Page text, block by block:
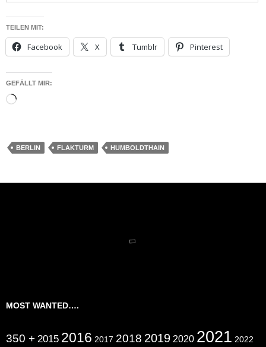
TEILEN MIT:
Facebook X Tumblr Pinterest
GEFÄLLT MIR:
Wird
BERLIN FLAKTURM HUMBOLDTHAIN
MOST WANTED….
350 + 2015 2016 2017 2018 2019 2020 2021 2022